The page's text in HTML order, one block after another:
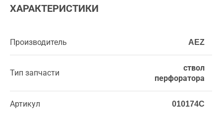
ХАРАКТЕРИСТИКИ
Производитель AEZ
Тип запчасти
ствол
перфоратора
Артикул 010174C